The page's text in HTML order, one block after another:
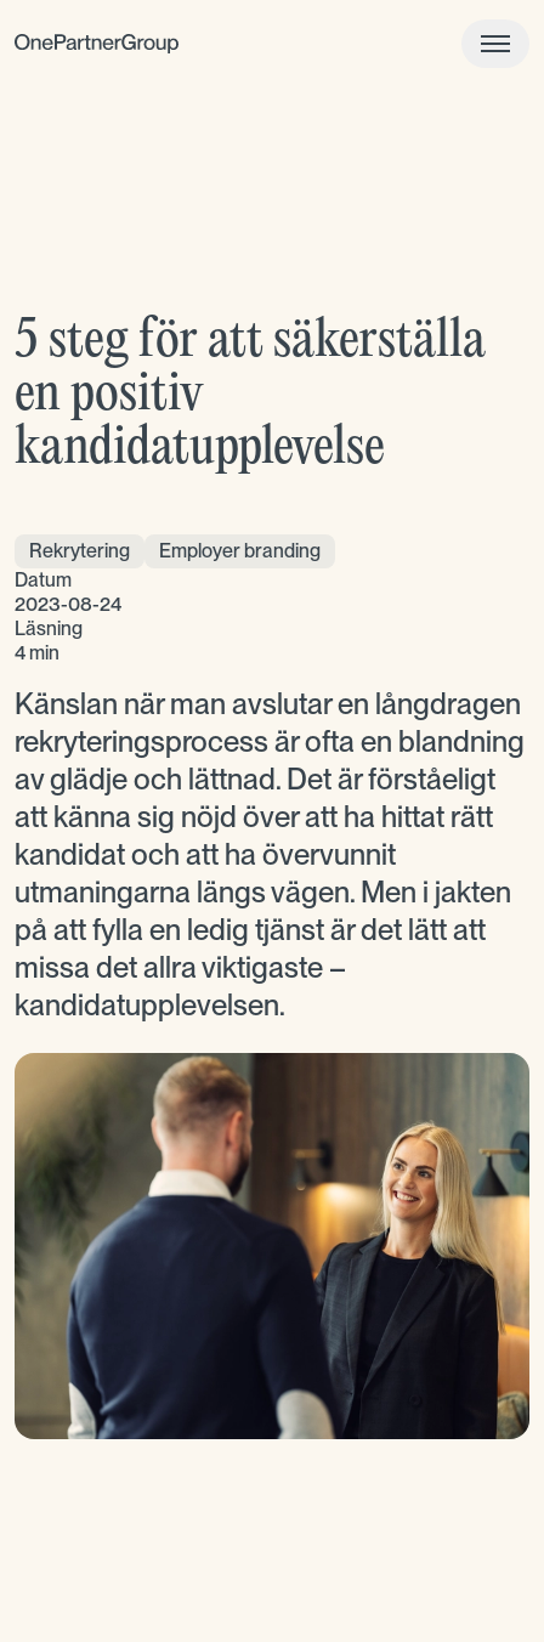
5 steg för att säkerställa
en positiv
kandidatupplevelse
Rekrytering
Employer branding
Datum
2023-08-24
Läsning
4 min
Känslan när man avslutar en långdragen
rekryteringsprocess är ofta en blandning
av glädje och lättnad. Det är förståeligt
att känna sig nöjd över att ha hittat rätt
kandidat och att ha övervunnit
utmaningarna längs vägen. Men i jakten
på att fylla en ledig tjänst är det lätt att
missa det allra viktigaste –
kandidatupplevelsen.